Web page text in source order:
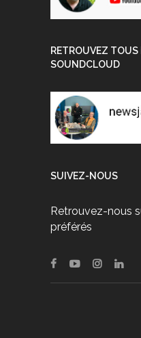
RETROUVEZ
SOUNDCLOUD
SUIVEZ-NOUS
Retrouvez-nous
préférés